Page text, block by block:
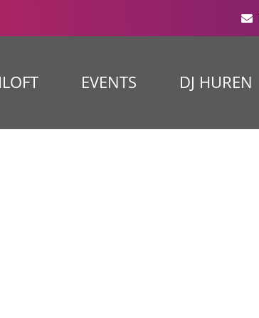
EVENTS DJ HUREN